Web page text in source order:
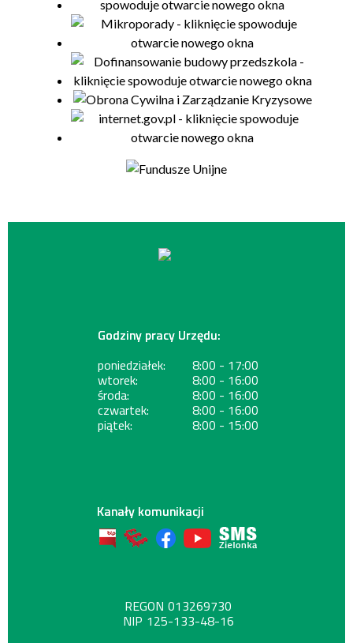
Godziny pracy Urzędu:
poniedziałek:
8:00 - 17:00
wtorek: 8:00 - 16:00
środa: 8:00 - 16:00
czwartek: 8:00 - 16:00
piątek: 8:00 - 15:00
Kanały komunikacji
REGON 013269730
NIP 125-133-48-16